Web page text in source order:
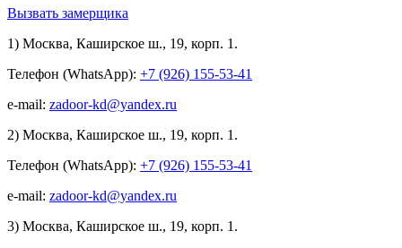
Вызвать замерщика
1) Москва, Каширское ш., 19, корп. 1.
Телефон (WhatsApp): +7 (926) 155-53-41
e-mail: zadoor-kd@yandex.ru
2) Москва, Каширское ш., 19, корп. 1.
Телефон (WhatsApp): +7 (926) 155-53-41
e-mail: zadoor-kd@yandex.ru
3) Москва, Каширское ш., 19, корп. 1.